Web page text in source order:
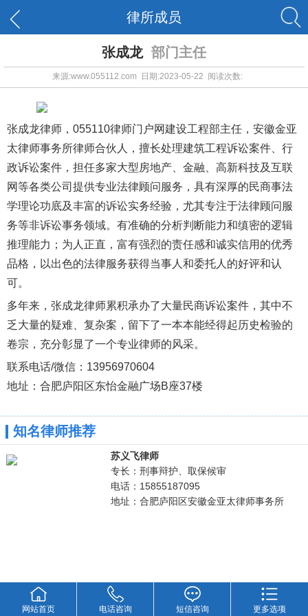
律所成员
张成龙 部门主任
来源:www.055112.com 日期:2023-05-22 阅读次数:
张成龙律师，055110律师门户网建设工程部主任，安徽金亚
太律师事务所律师合伙人，擅长处理建筑工程诉讼案件、行
政诉讼案件，担任多家大型房地产、金融、高新科技及互联
网等各类公司提供专业法律顾问服务，具有深厚的民商事法
学理论功底及丰富的诉讼实务经验，尤其专注于法律顾问服
务等非诉讼事务领域。有准确的分析判断能力和缜密的逻辑
推理能力；为人正直，富有强烈的责任感和诚实信用的优秀
品格，以出色的法律服务获得当事人和委托人的好评和认
可。
多年来，张成龙律师累积承办了大量民商诉讼案件，其中不
乏大量的疑难、复杂案，留下了一本本能经得起历史检验的
卷宗，充分彰显了一个专业律师的风采。
联系电话/微信：13956970604
地址：合肥庐阳区东怡金融广场B座37楼
知名律师推荐
苏义飞律师
专长：刑事辩护、取保候审
电话：15855187095
地址：合肥庐阳区安徽金亚太律师事务所
网站首页 电话咨询 短信咨询 更多选项